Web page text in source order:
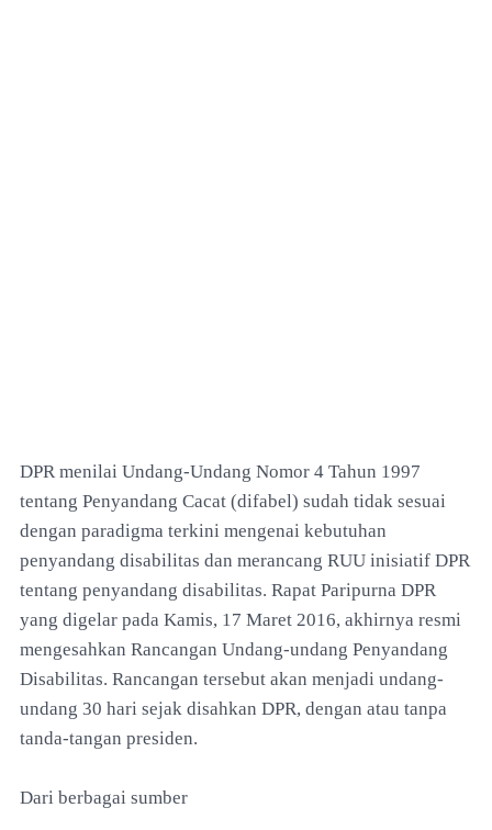
DPR menilai Undang-Undang Nomor 4 Tahun 1997
tentang Penyandang Cacat (difabel) sudah tidak sesuai
dengan paradigma terkini mengenai kebutuhan
penyandang disabilitas dan merancang RUU inisiatif DPR
tentang penyandang disabilitas. Rapat Paripurna DPR
yang digelar pada Kamis, 17 Maret 2016, akhirnya resmi
mengesahkan Rancangan Undang-undang Penyandang
Disabilitas. Rancangan tersebut akan menjadi undang-
undang 30 hari sejak disahkan DPR, dengan atau tanpa
tanda-tangan presiden.
Dari berbagai sumber